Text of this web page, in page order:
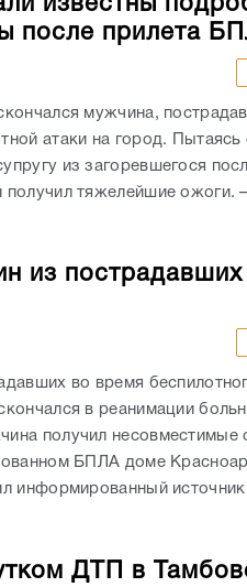
известны
после прилета
мужчина,
атаки на город. Пытаясь
из загоревшегося
тяжелейшие ожоги.
из
во время
в реанимации
получил несовместимые
БПЛА доме
информированный
ДТП в